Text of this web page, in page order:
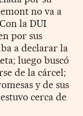
no va a
la DUI
por sus
a declarar la
luego buscó
de la cárcel;
y de sus
cerca de